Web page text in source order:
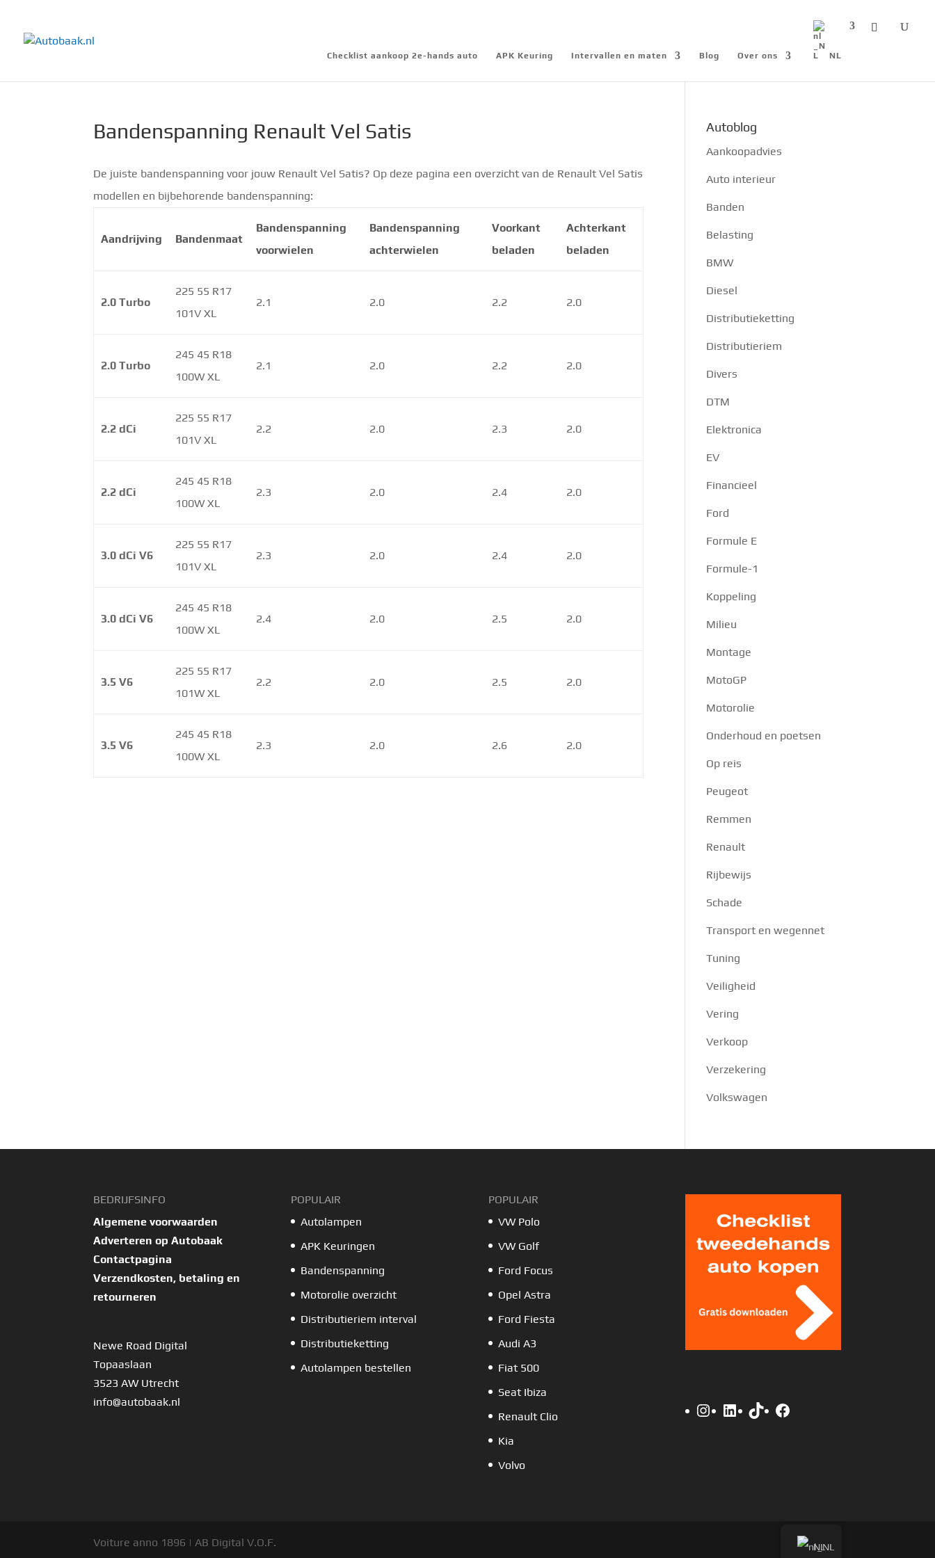
Checklist aankoop 2e-hands auto APK Keuring Intervallen en maten Blog Over ons NL
Bandenspanning Renault Vel Satis
De juiste bandenspanning voor jouw Renault Vel Satis? Op deze pagina een overzicht van de Renault Vel Satis
modellen en bijbehorende bandenspanning:
Aandrijving Bandenmaat
Bandenspanning
voorwielen
Bandenspanning
achterwielen
Voorkant
beladen
Achterkant
beladen
2.0 Turbo
225 55 R17
101V XL
2.1 2.0 2.2 2.0
2.0 Turbo
245 45 R18
100W XL
2.1 2.0 2.2 2.0
2.2 dCi
225 55 R17
101V XL
2.2 2.0 2.3 2.0
2.2 dCi
245 45 R18
100W XL
2.3 2.0 2.4 2.0
3.0 dCi V6
225 55 R17
101V XL
2.3 2.0 2.4 2.0
3.0 dCi V6
245 45 R18
100W XL
2.4 2.0 2.5 2.0
3.5 V6
225 55 R17
101W XL
2.2 2.0 2.5 2.0
3.5 V6
245 45 R18
100W XL
2.3 2.0 2.6 2.0
Autoblog
Aankoopadvies
Auto interieur
Banden
Belasting
BMW
Diesel
Distributieketting
Distributieriem
Divers
DTM
Elektronica
EV
Financieel
Ford
Formule E
Formule-1
Koppeling
Milieu
Montage
MotoGP
Motorolie
Onderhoud en poetsen
Op reis
Peugeot
Remmen
Renault
Rijbewijs
Schade
Transport en wegennet
Tuning
Veiligheid
Vering
Verkoop
Verzekering
Volkswagen
BEDRIJFSINFO
Algemene voorwaarden
Adverteren op Autobaak
Contactpagina
Verzendkosten, betaling en
retourneren
Newe Road Digital
Topaaslaan
3523 AW Utrecht
info@autobaak.nl
POPULAIR
Autolampen
APK Keuringen
Bandenspanning
Motorolie overzicht
Distributieriem interval
Distributieketting
Autolampen bestellen
POPULAIR
VW Polo
VW Golf
Ford Focus
Opel Astra
Ford Fiesta
Audi A3
Fiat 500
Seat Ibiza
Renault Clio
Kia
Volvo
Instagram
LinkedIn
TikTokFacebook
Voiture anno 1896 | AB Digital V.O.F. NL